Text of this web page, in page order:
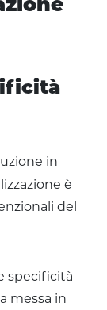
in
è
del
specificità
messa in